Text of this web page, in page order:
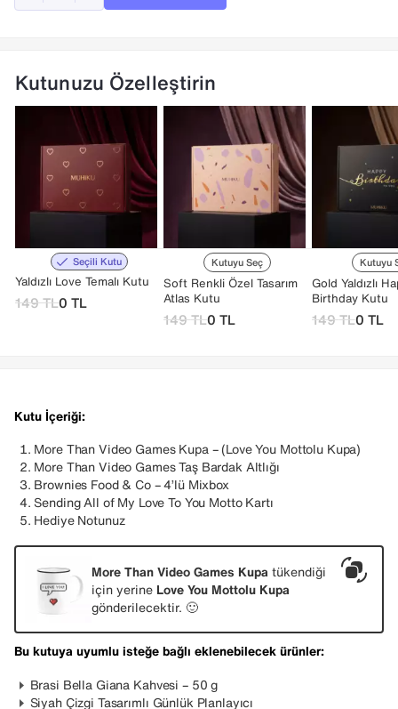
Kutunuzu Özelleştirin
Seçili Kutu
Yaldızlı Love Temalı Kutu
149TL0 TL
Kutuyu Seç
Soft Renkli Özel Tasarım
Atlas Kutu
149TL0 TL
Kutuyu
Gold Yaldızlı
Birthday Kutu
149TL0 TL
Kutu İçeriği:
More Than Video Games Kupa – (Love You Mottolu Kupa)
More Than Video Games Taş Bardak Altlığı
Brownies Food & Co– 4’lü Mixbox
Sending All of My Love To You Motto Kartı
Hediye Notunuz
More Than Video Games Kupa tükendiği
için yerine Love You Mottolu Kupa
gönderilecektir. 🙂
Bu kutuya uyumlu isteğe bağlı eklenebilecek ürünler:
Brasi Bella Giana Kahvesi – 50 g
Siyah Çizgi Tasarımlı Günlük Planlayıcı